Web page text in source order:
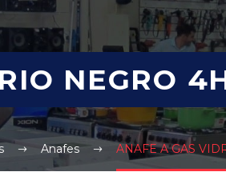
NEGRO
Anafes ANAFE A GAS